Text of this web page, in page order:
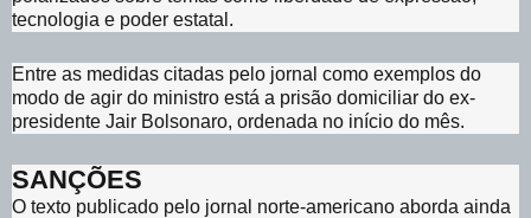
tecnologia e poder estatal.
Entre as medidas citadas pelo jornal como exemplos do
modo de agir do ministro está a prisão domiciliar do ex-
presidente Jair Bolsonaro, ordenada no início do mês.
SANÇÕES
O texto publicado pelo jornal norte-americano aborda ainda